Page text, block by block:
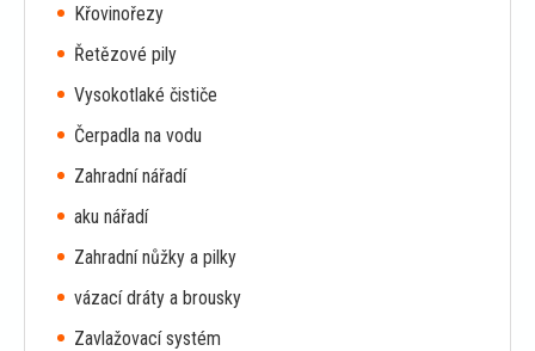
Křovinořezy
Řetězové pily
Vysokotlaké čističe
Čerpadla na vodu
Zahradní nářadí
aku nářadí
Zahradní nůžky a pilky
vázací dráty a brousky
Zavlažovací systém